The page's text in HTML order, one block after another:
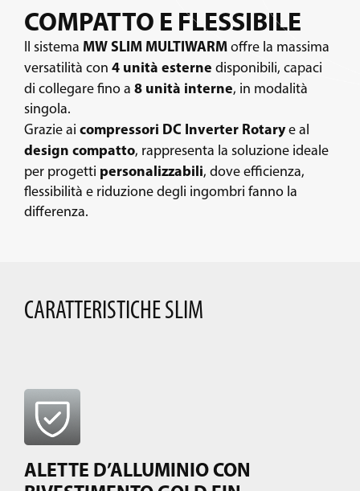
COMPATTO E FLESSIBILE
Il sistema MW SLIM MULTIWARMoffre la massima
versatilità con 4 unità esterne disponibili, capaci
di collegare fino a 8 unità interne, in modalità
singola.
Grazie ai compressori DC Inverter Rotarye al
design compatto, rappresenta la soluzione ideale
per progetti personalizzabili, dove efficienza,
flessibilità e riduzione degli ingombri fanno la
differenza.
CARATTERISTICHE SLIM
ALETTE D’ALLUMINIO CON